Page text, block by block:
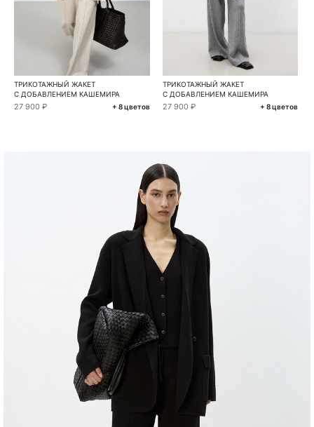
ТРИКОТАЖНЫЙ ЖАКЕТ
С ДОБАВЛЕНИЕМ КАШЕМИРА
27 900 ₽ + 8 цветов
ТРИКОТАЖНЫЙ ЖАКЕТ
С ДОБАВЛЕНИЕМ КАШЕМИРА
27 900 ₽ + 8 цветов